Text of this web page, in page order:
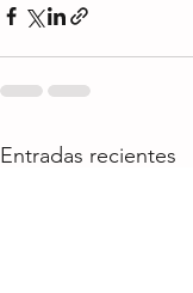
Entradas recientes